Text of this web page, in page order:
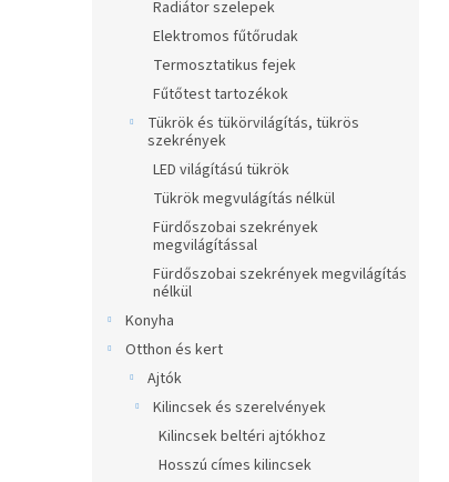
Radiátor szelepek
Elektromos fűtőrudak
Termosztatikus fejek
Fűtőtest tartozékok
Tükrök és tükörvilágítás, tükrös
szekrények
LED világítású tükrök
Tükrök megvulágítás nélkül
Fürdőszobai szekrények
megvilágítással
Fürdőszobai szekrények megvilágítás
nélkül
Konyha
Otthon és kert
Ajtók
Kilincsek és szerelvények
Kilincsek beltéri ajtókhoz
Hosszú címes kilincsek